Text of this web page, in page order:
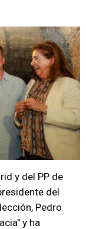
y del PP de
del
Pedro
y ha